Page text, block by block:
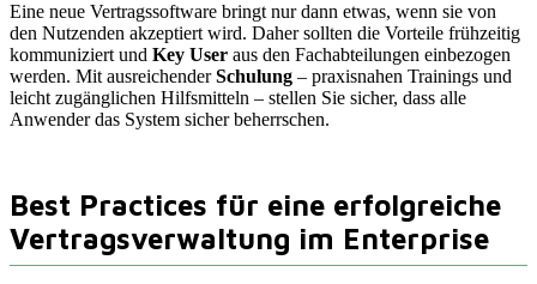
Eine neue Vertragssoftware bringt nur dann etwas, wenn sie von
den Nutzenden akzeptiert wird. Daher sollten die Vorteile frühzeitig
kommuniziert und Key User aus den Fachabteilungen einbezogen
werden. Mit ausreichenderSchulung – praxisnahen Trainings und
leicht zugänglichen Hilfsmitteln – stellen Sie sicher, dass alle
Anwender das System sicher beherrschen.
Best Practices für eine erfolgreiche
Vertragsverwaltung im Enterprise